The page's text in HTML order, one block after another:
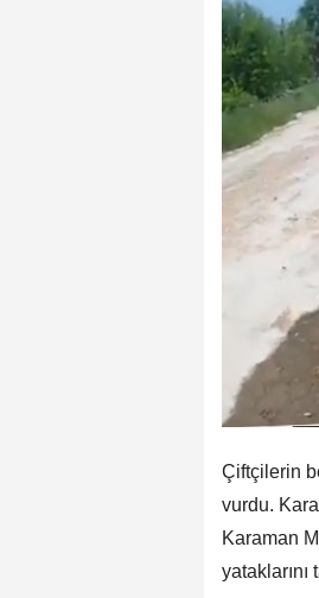
Çiftçilerin
vurdu.
Karaman
yataklarını